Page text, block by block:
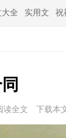
全 实用文 祝
读全文 下载本